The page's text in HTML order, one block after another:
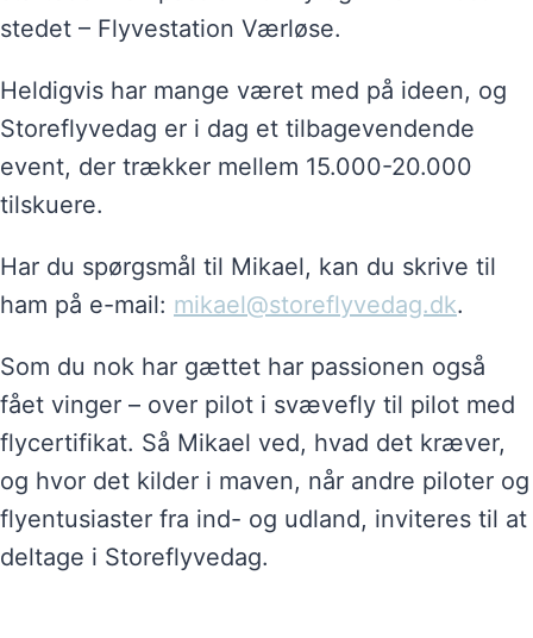
stedet – Flyvestation Værløse.
Heldigvis har mange været med på ideen, og
Storeflyvedag er i dag et tilbagevendende
event, der trækker mellem 15.000-20.000
tilskuere.
Har du spørgsmål til Mikael, kan du skrive til
ham på e-mail: mikael@storeflyvedag.dk.
Som du nok har gættet har passionen også
fået vinger – over pilot i svævefly til pilot med
flycertifikat. Så Mikael ved, hvad det kræver,
og hvor det kilder i maven, når andre piloter og
flyentusiaster fra ind- og udland, inviteres til at
deltage i Storeflyvedag.